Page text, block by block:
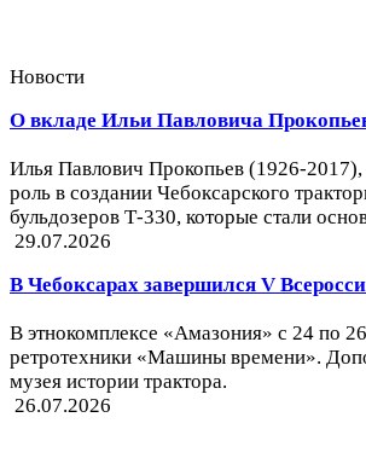
Новости
О вкладе Ильи Павловича
Илья Павлович Прокопьев (1926-
роль в создании Чебоксарского
бульдозеров Т-330, которые стали
29.07.2026
В Чебоксарах завершился V
В этнокомплексе «Амазония» с 24 по
ретротехники «Машины времени».
музея истории трактора.
26.07.2026